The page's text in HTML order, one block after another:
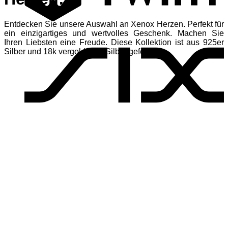
Entdecken Sie unsere Auswahl an Xenox Herzen. Perfekt für
ein einzigartiges und wertvolles Geschenk. Machen Sie
Ihren Liebsten eine Freude. Diese Kollektion ist aus 925er
Silber und 18k vergoldetem Silber gefertigt.